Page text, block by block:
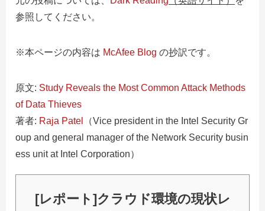
参照してください。
※本ページの内容は McAfee Blog の抄訳です。
原文: Study Reveals the Most Common Attack Methods
of Data Thieves
著者: Raja Patel
（Vice president in the Intel Security Gr
oup and general manager of the Network Security busin
ess unit at Intel Corporation）
[レポート]クラウド環境の現状レ